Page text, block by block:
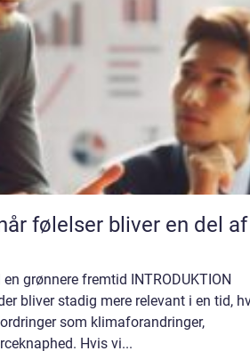
følelser bliver en del af
grønnere fremtid INTRODUKTION
bliver stadig mere relevant i en tid,
som klimaforandringer,
Hvis vi...